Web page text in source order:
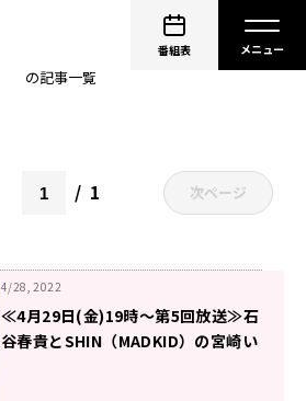
番組表
の記事一覧
1 次ページ
4/28, 2022
≪4月29日(金)19時～第5回放送≫石
谷春貴とSHIN（MADKID）の宮崎い